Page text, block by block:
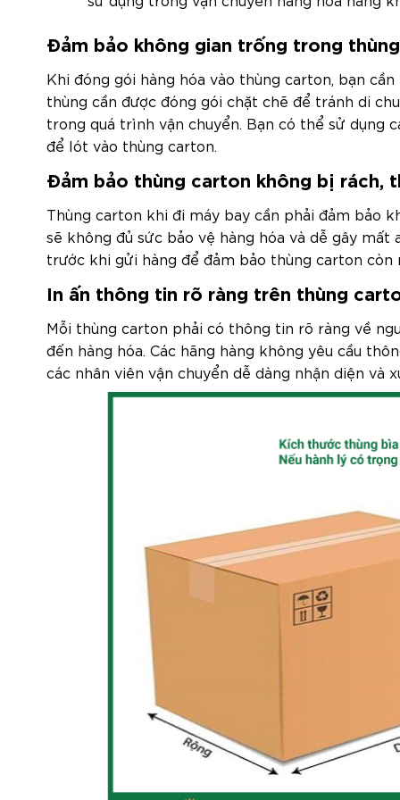
Đảm bảo không gian trống trong thùng
Khi đóng gói hàng hóa vào thùng carton, bạn
thùng cần được đóng gói chặt chẽ để tránh di
trong quá trình vận chuyển. Bạn có thể sử dụng
để lót vào thùng carton.
Đảm bảo thùng carton không bị rách,
Thùng carton khi đi máy bay cần phải đảm bảo
sẽ không đủ sức bảo vệ hàng hóa và dễ gây
trước khi gửi hàng để đảm bảo thùng carton còn
In ấn thông tin rõ ràng trên thùng
Mỗi thùng carton phải có thông tin rõ ràng về
đến hàng hóa. Các hãng hàng không yêu cầu
các nhân viên vận chuyển dễ dàng nhận diện và